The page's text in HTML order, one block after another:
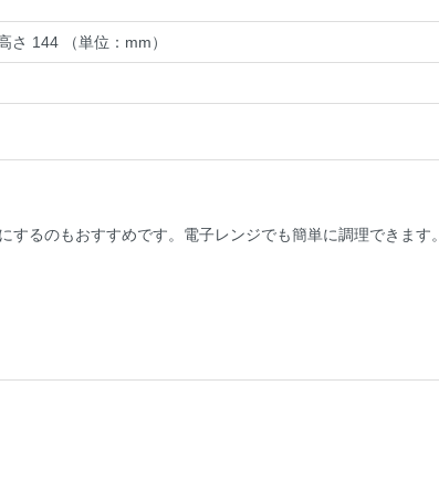
144 （単位：mm）
るのもおすすめです。電子レンジでも簡単に調理できます。